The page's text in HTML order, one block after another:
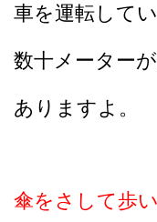
車を運転して
数十メーター
ありますよ。
傘をさして歩